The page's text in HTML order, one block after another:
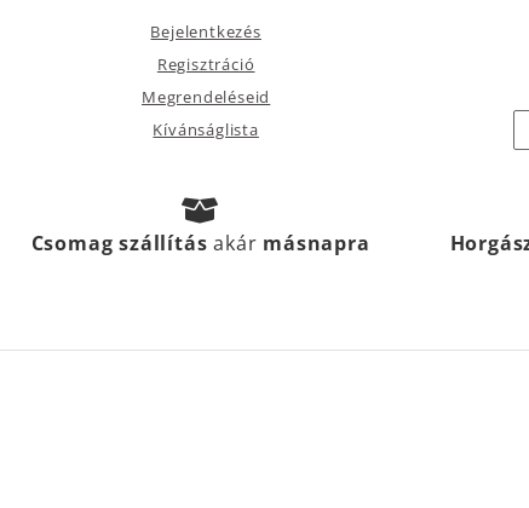
Bejelentkezés
Regisztráció
Megrendeléseid
Kívánságlista
Csomag szállításakár másnapra